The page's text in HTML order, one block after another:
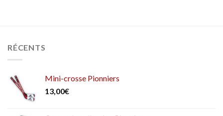
RÉCENTS
Mini-crosse Pionniers
13,00€